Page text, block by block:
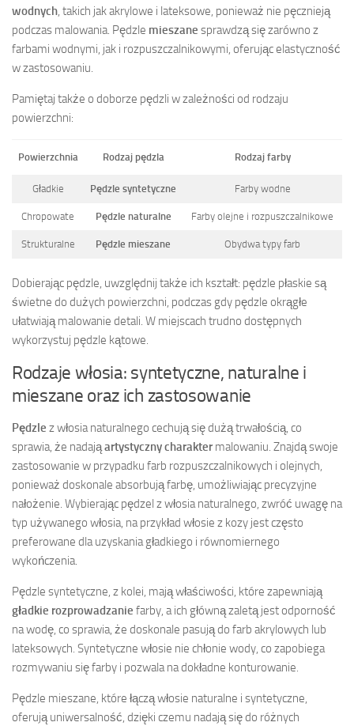
wodnych , takich jak akrylowe i lateksowe, ponieważ nie pęcznieją
podczas malowania. Pędzle mieszane sprawdzą się zarówno z
farbami wodnymi, jak i rozpuszczalnikowymi, oferując elastyczność
w zastosowaniu.
Pamiętaj także o doborze pędzli w zależności od rodzaju
powierzchni:
Powierzchnia Rodzaj pędzla Rodzaj farby
Gładkie Pędzle syntetyczne Farby wodne
Chropowate Pędzle naturalne Farby olejne i rozpuszczalnikowe
Strukturalne Pędzle mieszane Obydwa typy farb
Dobierając pędzle, uwzględnij także ich kształt: pędzle płaskie są
świetne do dużych powierzchni, podczas gdy pędzle okrągłe
ułatwiają malowanie detali. W miejscach trudno dostępnych
wykorzystuj pędzle kątowe.
Rodzaje włosia: syntetyczne, naturalne i
mieszane oraz ich zastosowanie
Pędzle z włosia naturalnego cechują się dużą trwałością, co
sprawia, że nadająartystyczny charaktermalowaniu. Znajdą swoje
zastosowanie w przypadku farb rozpuszczalnikowych i olejnych,
ponieważ doskonale absorbują farbę, umożliwiając precyzyjne
nałożenie. Wybierając pędzel z włosia naturalnego, zwróć uwagę na
typ używanego włosia, na przykład włosie z kozy jest często
preferowane dla uzyskania gładkiego i równomiernego
wykończenia.
Pędzle syntetyczne, z kolei, mają właściwości, które zapewniają
gładkie rozprowadzanie farby, a ich główną zaletą jest odporność
na wodę, co sprawia, że doskonale pasują do farb akrylowych lub
lateksowych. Syntetyczne włosie nie chłonie wody, co zapobiega
rozmywaniu się farby i pozwala na dokładne konturowanie.
Pędzle mieszane, które łączą włosie naturalne i syntetyczne,
oferują uniwersalność, dzięki czemu nadają się do różnych